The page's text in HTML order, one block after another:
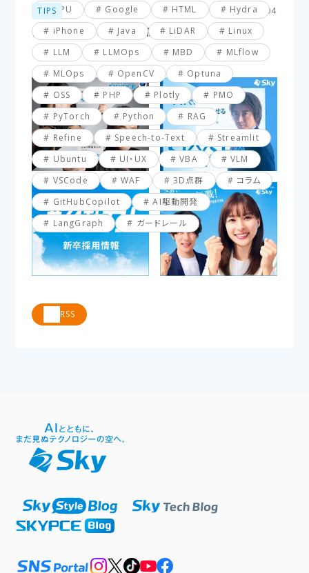
GPU
Google HTML
Hydra
iPhone
Java LiDAR
Linux
LLM
LLMOps MBD
MLflow
MLOps
OpenCV
Optuna
OSS
PHP Plotly
PMO
PyTorch
Python
RAG
Refine
Speech-to-Text
Streamlit
Ubuntu
UI・UX VBA
VLM
VSCode
WAF 3D点群
コラム
GitHubCopilot
AI駆動開発
LangGraph
ガードレール
TIPS 2025.03.04
【VBA】最終行と最終列を簡単に取得する方法
RSS